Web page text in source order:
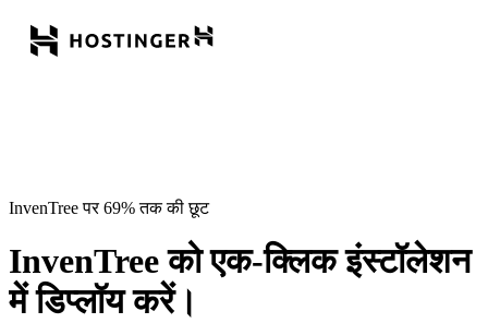
InvenTree पर 69% तक की छूट
InvenTree को एक-क्लिक इंस्टॉलेशन
में डिप्लॉय करें।